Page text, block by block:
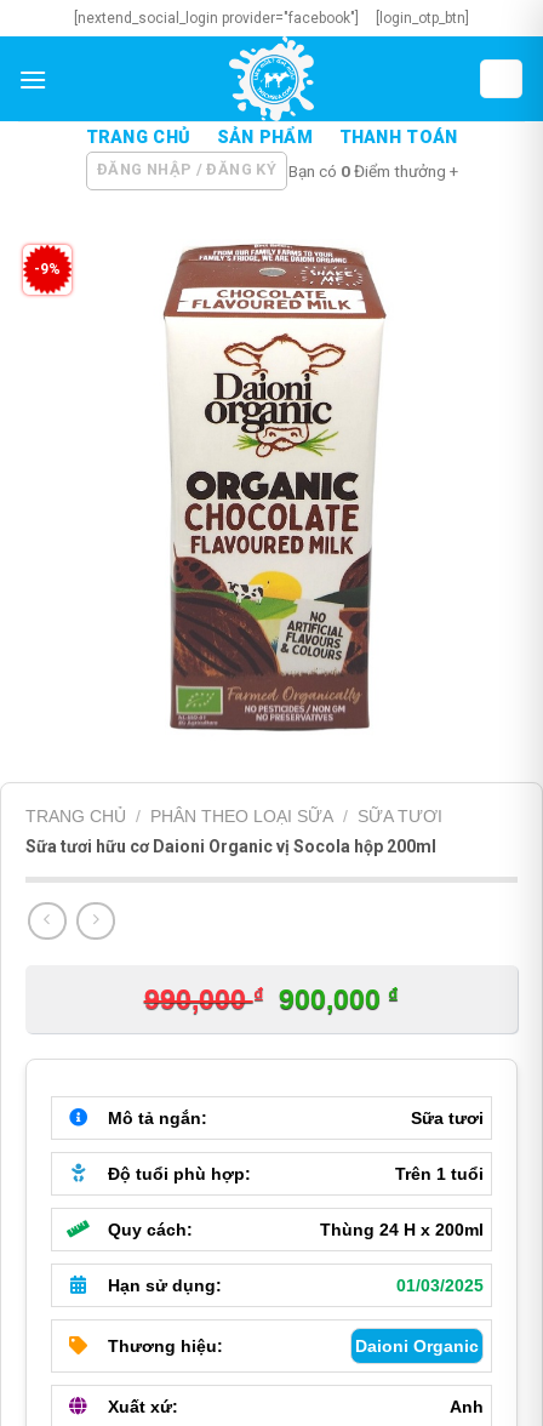
to
content
[nextend_social_login provider="facebook"] [login_otp_btn]
TRANG CHỦ SẢN PHẨM THANH TOÁN
ĐĂNG NHẬP / ĐĂNG KÝ Bạn có 0Điểm thưởng +
-9%
TRANG CHỦ / PHÂN THEO LOẠI SỮA / SỮA TƯƠI
Sữa tươi hữu cơ Daioni Organic vị Socola hộp 200ml
990,000₫
Giá
gốc
900,000 ₫
hiện
là:
900,000 ₫.
Mô tả ngắn: Sữa tươi
Độ tuổi phù hợp: Trên 1 tuổi
Quy cách: Thùng 24 H x 200ml
Hạn sử dụng: 01/03/2025
Thương hiệu: Daioni Organic
Xuất xứ: Anh